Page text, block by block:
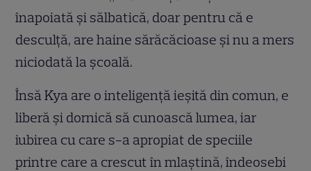
înapoiată și sălbatică, doar pentru că e
desculță, are haine sărăcăcioase și nu a mers
niciodată la școală.
Însă Kya are o inteligență ieșită din comun, e
liberă și dornică să cunoască lumea, iar
iubirea cu care s-a apropiat de speciile
printre care a crescut în mlaștină, îndeosebi